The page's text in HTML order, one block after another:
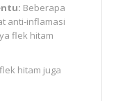
Beberapa
anti-inflamasi
flek hitam
hitam juga